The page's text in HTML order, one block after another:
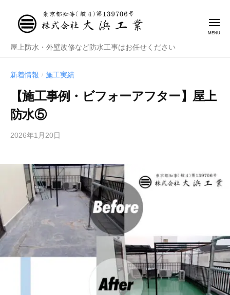
株
会
社
大
浜
工
屋上防水・外壁改修など防水工事はお任せください
新着情報 / 施工実績
【施工事例・ビフォーアフター】屋上
防水⑤
2026年1月20日
理
者
会
大
工
業